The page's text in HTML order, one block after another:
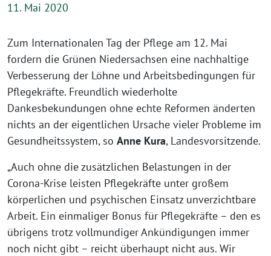
11. Mai 2020
Zum Internationalen Tag der Pflege am 12. Mai
fordern die Grünen Niedersachsen eine nachhaltige
Verbesserung der Löhne und Arbeitsbedingungen für
Pflegekräfte. Freundlich wiederholte
Dankesbekundungen ohne echte Reformen änderten
nichts an der eigentlichen Ursache vieler Probleme im
Gesundheitssystem, so Anne Kura, Landesvorsitzende.
„Auch ohne die zusätzlichen Belastungen in der
Corona-Krise leisten Pflegekräfte unter großem
körperlichen und psychischen Einsatz unverzichtbare
Arbeit. Ein einmaliger Bonus für Pflegekräfte – den es
übrigens trotz vollmundiger Ankündigungen immer
noch nicht gibt – reicht überhaupt nicht aus. Wir